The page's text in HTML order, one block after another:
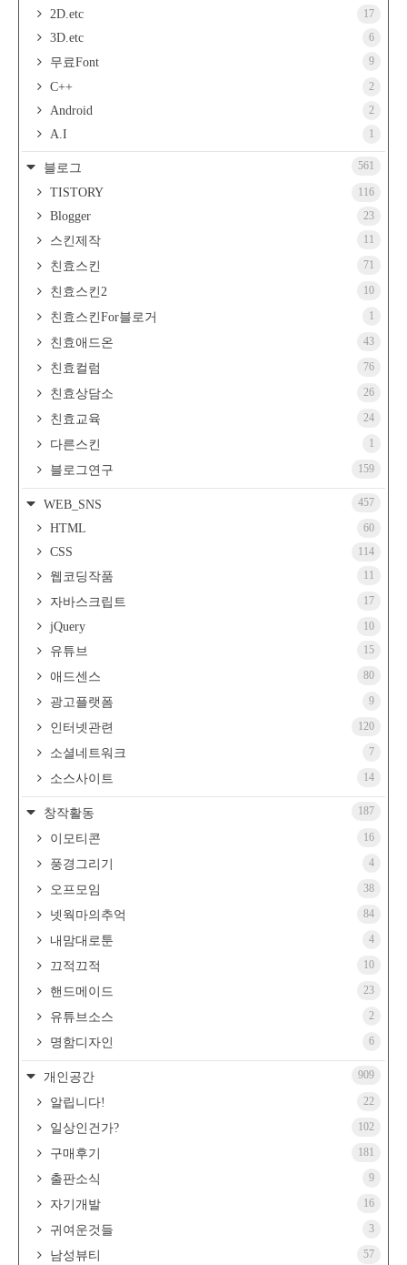
2D.etc 17
3D.etc 6
무료Font 9
C++ 2
Android 2
A.I 1
블로그 561
TISTORY 116
Blogger 23
스킨제작 11
친효스킨 71
친효스킨2 10
친효스킨For블로거 1
친효애드온 43
친효컬럼 76
친효상담소 26
친효교육 24
다른스킨 1
블로그연구 159
WEB_SNS 457
HTML 60
CSS 114
웹코딩작품 11
자바스크립트 17
jQuery 10
유튜브 15
애드센스 80
광고플랫폼 9
인터넷관련 120
소셜네트워크 7
소스사이트 14
창작활동 187
이모티콘 16
풍경그리기 4
오프모임 38
넷웍마의추억 84
내맘대로툰 4
끄적끄적 10
핸드메이드 23
유튜브소스 2
명함디자인 6
개인공간 909
알립니다! 22
일상인건가? 102
구매후기 181
출판소식 9
자기개발 16
귀여운것들 3
남성뷰티 57